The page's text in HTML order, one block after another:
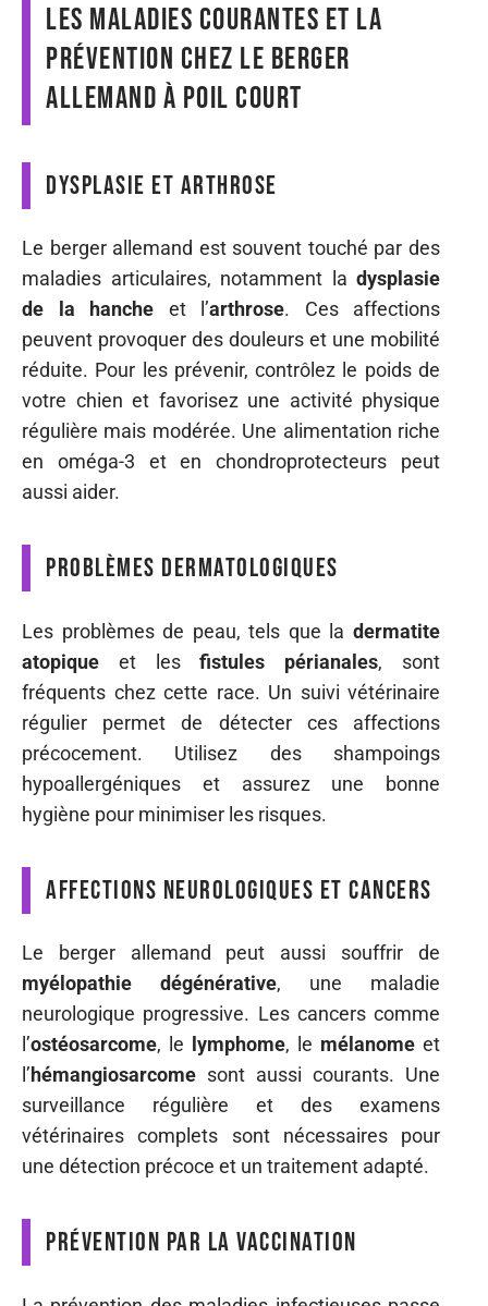
Les maladies courantes et la
prévention chez le berger
allemand à poil court
Dysplasie et arthrose
Le berger allemand est souvent touché par des
maladies articulaires, notamment la dysplasie
de la hanche et l’arthrose. Ces affections
peuvent provoquer des douleurs et une mobilité
réduite. Pour les prévenir, contrôlez le poids de
votre chien et favorisez une activité physique
régulière mais modérée. Une alimentation riche
en oméga-3 et en chondroprotecteurs peut
aussi aider.
Problèmes dermatologiques
Les problèmes de peau, tels que la dermatite
atopique et lesfistules périanales, sont
fréquents chez cette race. Un suivi vétérinaire
régulier permet de détecter ces affections
précocement. Utilisez des shampoings
hypoallergéniques et assurez une bonne
hygiène pour minimiser les risques.
Affections neurologiques et cancers
Le berger allemand peut aussi souffrir de
myélopathie dégénérative, une maladie
neurologique progressive. Les cancers comme
l’ostéosarcome, le lymphome, le mélanome et
l’hémangiosarcome sont aussi courants. Une
surveillance régulière et des examens
vétérinaires complets sont nécessaires pour
une détection précoce et un traitement adapté.
Prévention par la vaccination